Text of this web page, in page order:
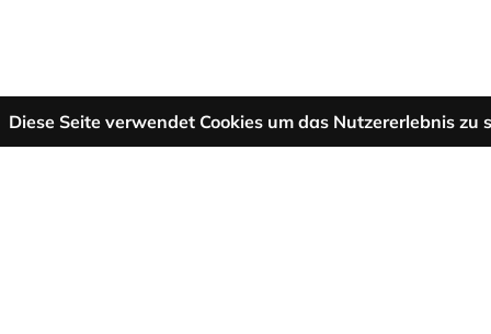
Diese Seite verwendet Cookies um das Nutzererlebnis zu